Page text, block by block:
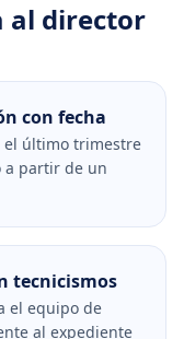
al director
con fecha
el último trimestre
a partir de un
tecnicismos
el equipo de
al expediente